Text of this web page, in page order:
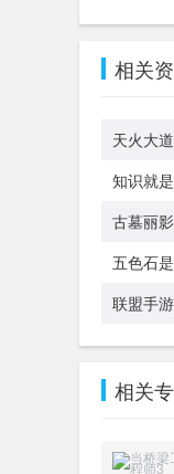
相关
天火大
古墓丽
五色石
联盟手
相关